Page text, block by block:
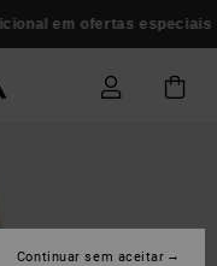
em ofertas especiais
Continuar sem aceitar